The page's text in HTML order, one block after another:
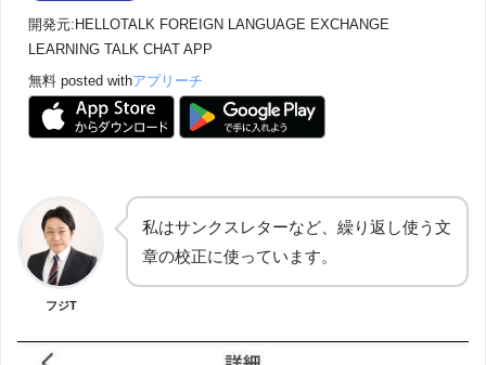
開発元:HELLOTALK FOREIGN LANGUAGE EXCHANGE
LEARNING TALK CHAT APP
無料 posted withアプリーチ
フジT
私はサンクスレターなど、繰り返し使う文
章の校正に使っています。